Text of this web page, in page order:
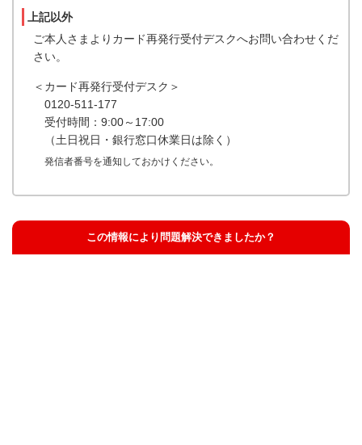
上記以外
ご本人さまよりカード再発行受付デスクへお問い合わせくだ
さい。
＜カード再発行受付デスク＞
0120-511-177
受付時間：9:00～17:00
（土日祝日・銀行窓口休業日は除く）
発信者番号を通知しておかけください。
この情報により問題解決できましたか？